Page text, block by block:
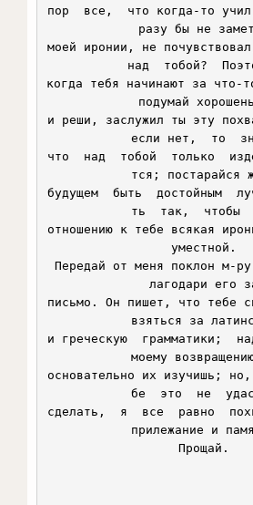
пор  все,  что когда-то
разу бы не
моей иронии, не
над  тобой?
когда тебя начинают за что-
подумай
и реши, заслужил ты эту
если нет,  то
что  над  тобой  только
тся; постарайся
будущем  быть  достойным
ть  так,  чтобы
отношению к тебе всякая
уместной.
лагодари его
письмо. Он пишет, что тебе
взяться за
и греческую  грамматики;
моему
основательно их изучишь;
бе  это  не
сделать,  я  все  равно
прилежание и
Прощай.